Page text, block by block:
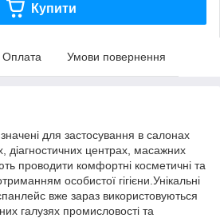
Купити
Оплата Умови повернення
для застосування в салонах
діагностичних центрах, масажних
проводити комфортні косметичні та
особистої гігієни.Унікальні
вже зараз використовуються
галузях промисловості та